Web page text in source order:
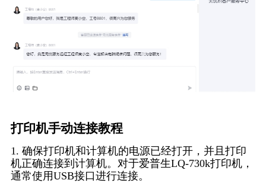
打印机手动连接教程
1. 确保打印机和计算机的电源已经打开，并且打印
机正确连接到计算机。对于爱普生LQ-730k打印机，
通常使用USB接口进行连接。